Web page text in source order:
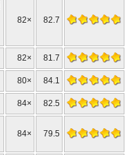
82× 82.7
82× 81.7
80× 84.1
84× 82.5
84× 79.5